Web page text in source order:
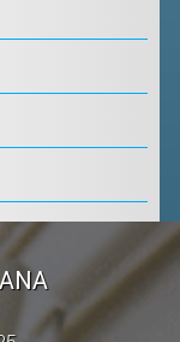
SALUTE